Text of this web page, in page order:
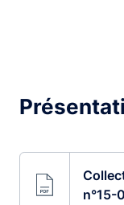
n°15-